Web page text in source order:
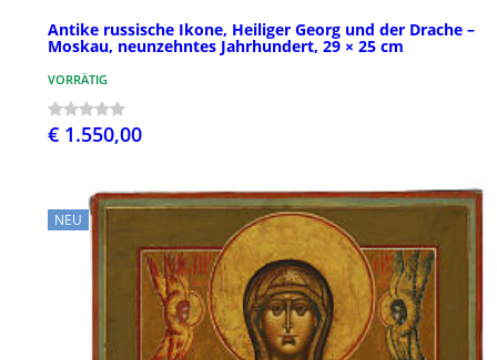
Antike russische Ikone, Heiliger Georg und der Drache –
Moskau, neunzehntes Jahrhundert, 29 × 25 cm
VORRÄTIG
€ 1.550,00
NEU